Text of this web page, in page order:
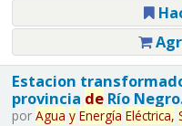
Estacion
provincia deRío
por Agua y Energía Eléctrica,